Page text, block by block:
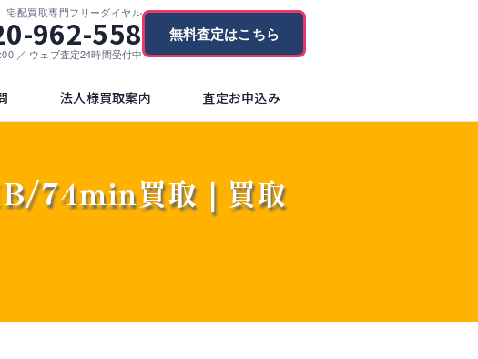
宅配買取専門フリーダイヤル
962-558
／ ウェブ査定24時間受付中
無料査定はこちら
法人様買取案内 査定お申込み
74min買取｜買取